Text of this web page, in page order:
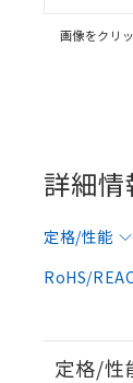
画像をクリ
詳細情
定格/性能
RoHS/
定格/性